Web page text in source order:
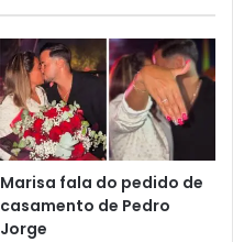
Marisa fala do pedido de
casamento de Pedro
Jorge